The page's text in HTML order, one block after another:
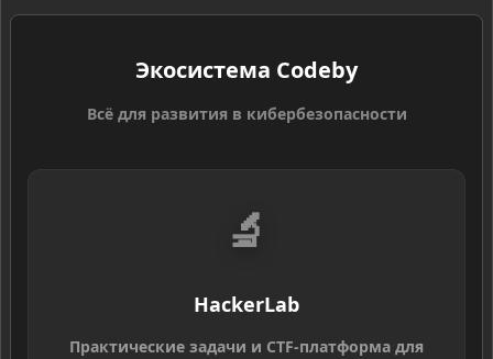
Экосистема Codeby
Всё для развития в кибербезопасности
🔬
HackerLab
Практические задачи и CTF-платформа для